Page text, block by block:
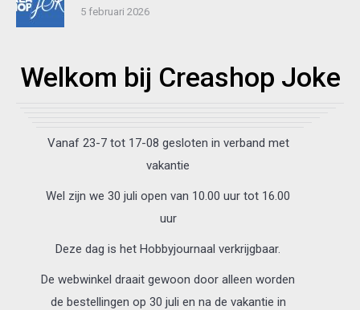
5 februari 2026
Welkom bij Creashop Joke
Vanaf 23-7 tot 17-08 gesloten in verband met
vakantie
Wel zijn we 30 juli open van 10.00 uur tot 16.00
uur
Deze dag is het Hobbyjournaal verkrijgbaar.
De webwinkel draait gewoon door alleen worden
de bestellingen op 30 juli en na de vakantie in